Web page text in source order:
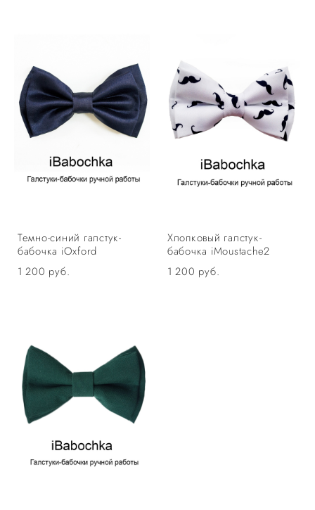
Темно-синий галстук-
бабочка iOxford
1 200 pуб.
Хлопковый галстук-
бабочка iMoustache2
1 200 pуб.